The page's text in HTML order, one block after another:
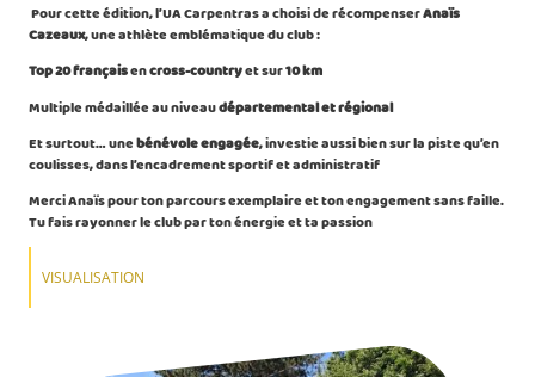
Pour cette édition, l’UA Carpentras a choisi de récompenserAnaïs
Cazeaux, une athlète emblématique du club :
Top 20 françaisencross-countryet sur10 km
Multiple médaillée au niveaudépartemental et régional
Et surtout… unebénévole engagée, investie aussi bien sur la piste qu’en
coulisses, dans l’encadrement sportif et administratif
Merci Anaïs pour ton parcours exemplaire et ton engagement sans faille.
Tu fais rayonner le club par ton énergie et ta passion
VISUALISATION